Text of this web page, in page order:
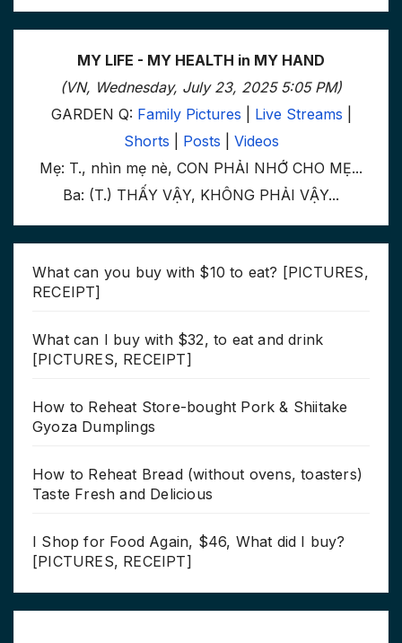
MY LIFE - MY HEALTH in MY HAND
(VN, Wednesday, July 23, 2025 5:05 PM)
GARDEN Q: Family Pictures Live Streams
Shorts
Posts
Videos
Mẹ: T., nhìn mẹ nè, CON PHẢI NHỚ CHO MẸ...
Ba: (T.) THẤY VẬY, KHÔNG PHẢI VẬY...
What can you buy with $10 to eat? [PICTURES,
RECEIPT]
What can I buy with $32, to eat and drink
[PICTURES, RECEIPT]
How to Reheat Store-bought Pork & Shiitake
Gyoza Dumplings
How to Reheat Bread (without ovens, toasters)
Taste Fresh and Delicious
I Shop for Food Again, $46, What did I buy?
[PICTURES, RECEIPT]